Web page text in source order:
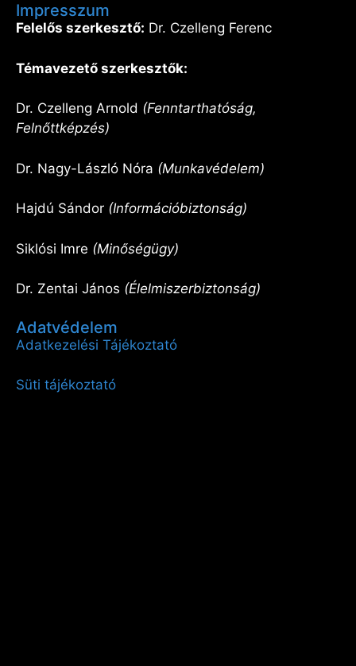
Impresszum
Felelős szerkesztő: Dr. Czelleng Ferenc
Témavezető szerkesztők:
Dr. Czelleng Arnold (Fenntarthatóság,
Felnőttképzés)
Dr. Nagy-László Nóra (Munkavédelem)
Hajdú Sándor (Információbiztonság)
Siklósi Imre (Minőségügy)
Dr. Zentai János (Élelmiszerbiztonság)
Adatvédelem
Adatkezelési Tájékoztató
Süti tájékoztató